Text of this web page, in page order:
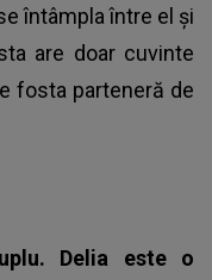
întâmpla între el și
are doar cuvinte
fosta parteneră de
Delia este o